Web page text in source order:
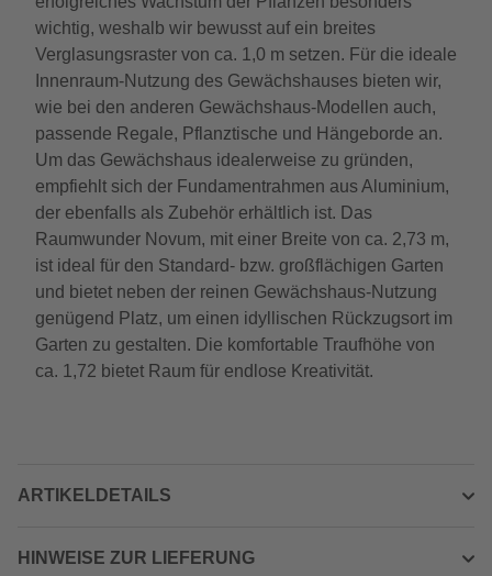
wichtig, weshalb wir bewusst auf ein breites
Verglasungsraster von ca. 1,0 m setzen. Für die ideale
Innenraum-Nutzung des Gewächshauses bieten wir,
wie bei den anderen Gewächshaus-Modellen auch,
passende Regale, Pflanztische und Hängeborde an.
Um das Gewächshaus idealerweise zu gründen,
empfiehlt sich der Fundamentrahmen aus Aluminium,
der ebenfalls als Zubehör erhältlich ist. Das
Raumwunder Novum, mit einer Breite von ca. 2,73 m,
ist ideal für den Standard- bzw. großflächigen Garten
und bietet neben der reinen Gewächshaus-Nutzung
genügend Platz, um einen idyllischen Rückzugsort im
Garten zu gestalten. Die komfortable Traufhöhe von
ca. 1,72 bietet Raum für endlose Kreativität.
ARTIKELDETAILS
HINWEISE ZUR LIEFERUNG